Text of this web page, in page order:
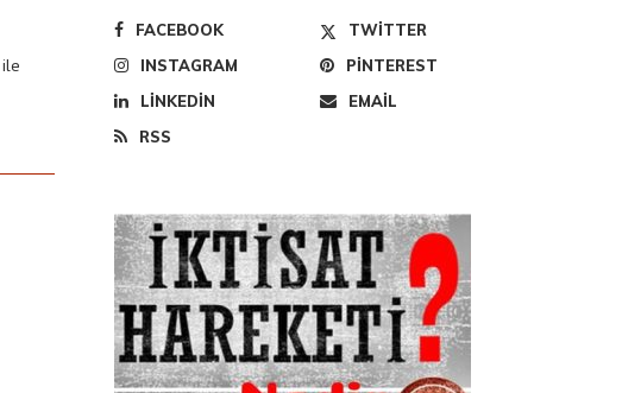
FACEBOOK
TWITTER
INSTAGRAM
PINTEREST
LINKEDIN
EMAIL
RSS